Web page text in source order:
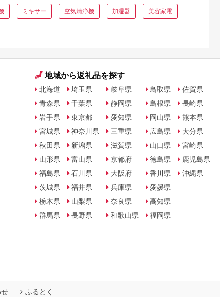
ミキサー 空気清浄機 加湿器 美容家電
地域から返礼品を探す
北海道
青森県
岩手県
宮城県
秋田県
山形県
福島県
茨城県
栃木県
群馬県
埼玉県
千葉県
東京都
神奈川県
新潟県
富山県
石川県
福井県
山梨県
長野県
岐阜県
静岡県
愛知県
三重県
滋賀県
京都府
大阪府
兵庫県
奈良県
和歌山県
鳥取県
島根県
岡山県
広島県
山口県
徳島県
香川県
愛媛県
高知県
福岡県
佐賀県
長崎県
熊本県
大分県
宮崎県
鹿児島県
沖縄県
せ ふるとく